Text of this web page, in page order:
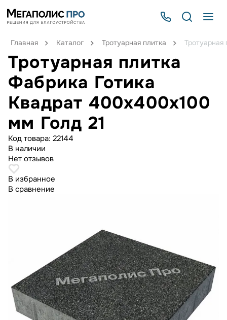
Главная Каталог Тротуарная плитка
Тротуарная плитка
Фабрика Готика
Квадрат 400х400х100
мм Голд 21
Код товара: 22144
В наличии
Нет отзывов
В избранное
В сравнение